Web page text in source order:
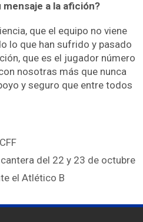
a la afición?
que el equipo no viene
lo que han sufrido y pasado
que es el jugador número
nosotras más que nunca
y seguro que entre todos
del 22 y 23 de octubre
el Atlético B